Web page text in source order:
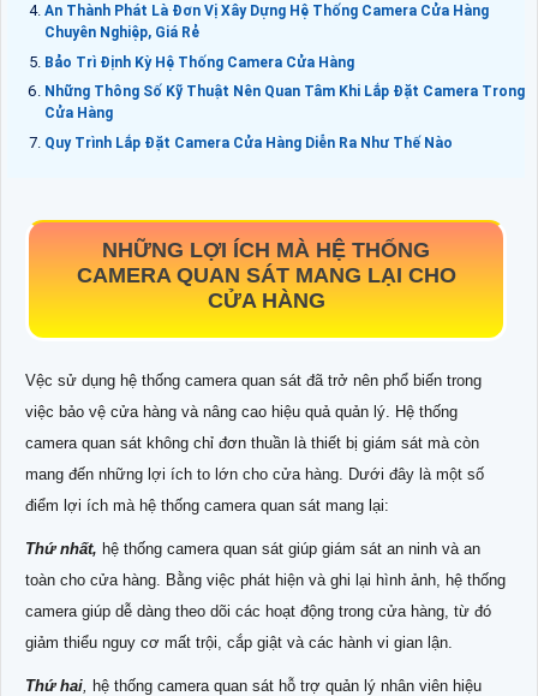
An Thành Phát Là Đơn Vị Xây Dựng Hệ Thống Camera Cửa Hàng
Chuyên Nghiệp, Giá Rẻ
Bảo Trì Định Kỳ Hệ Thống Camera Cửa Hàng
Những Thông Số Kỹ Thuật Nên Quan Tâm Khi Lắp Đặt Camera Trong
Cửa Hàng
Quy Trình Lắp Đặt Camera Cửa Hàng Diễn Ra Như Thế Nào
NHỮNG LỢI ÍCH MÀ HỆ THỐNG
CAMERA QUAN SÁT MANG LẠI CHO
CỬA HÀNG
Vệc sử dụng hệ thống camera quan sát đã trở nên phổ biến trong
việc bảo vệ cửa hàng và nâng cao hiệu quả quản lý. Hệ thống
camera quan sát không chỉ đơn thuần là thiết bị giám sát mà còn
mang đến những lợi ích to lớn cho cửa hàng. Dưới đây là một số
điểm lợi ích mà hệ thống camera quan sát mang lại:
Thứ nhất, hệ thống camera quan sát giúp giám sát an ninh và an
toàn cho cửa hàng. Bằng việc phát hiện và ghi lại hình ảnh, hệ thống
camera giúp dễ dàng theo dõi các hoạt động trong cửa hàng, từ đó
giảm thiểu nguy cơ mất trội, cắp giật và các hành vi gian lận.
Thứ hai
hệ thống camera quan sát hỗ trợ quản lý nhân viên hiệu